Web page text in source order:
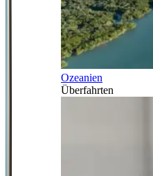
Ozeanien
Überfahrten